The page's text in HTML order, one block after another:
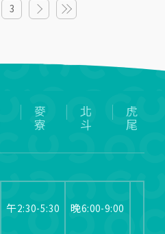
3
麥
寮
北
斗
虎
尾
午2:30-5:30 晚6:00-9:00